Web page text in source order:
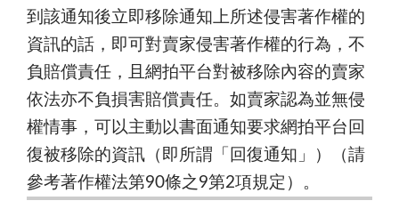
到該通知後立即移除通知上所述侵害著作權的
資訊的話，即可對賣家侵害著作權的行為，不
負賠償責任，且網拍平台對被移除內容的賣家
依法亦不負損害賠償責任。如賣家認為並無侵
權情事，可以主動以書面通知要求網拍平台回
復被移除的資訊（即所謂「回復通知」）（請
參考著作權法第90條之9第2項規定）。